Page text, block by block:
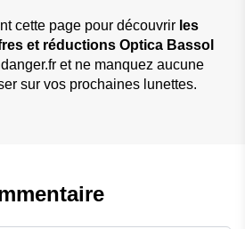
cette page pour découvrir les
et réductions Optica Bassol
et ne manquez aucune
sur vos prochaines lunettes.